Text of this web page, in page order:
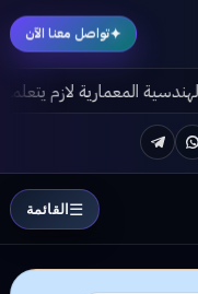
✦تواصل معنا الآن
أهم المعماري الخارجي
☰القائمة